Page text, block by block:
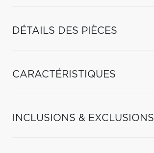
DÉTAILS DES PIÈCES
CARACTÉRISTIQUES
INCLUSIONS & EXCLUSIONS